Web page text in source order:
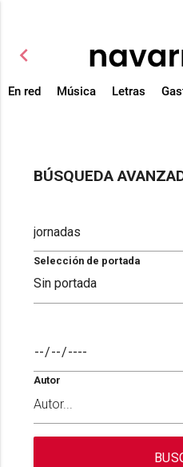
chevron_left
En red Música Letras
BÚSQUEDA
Selección de portada
Autor